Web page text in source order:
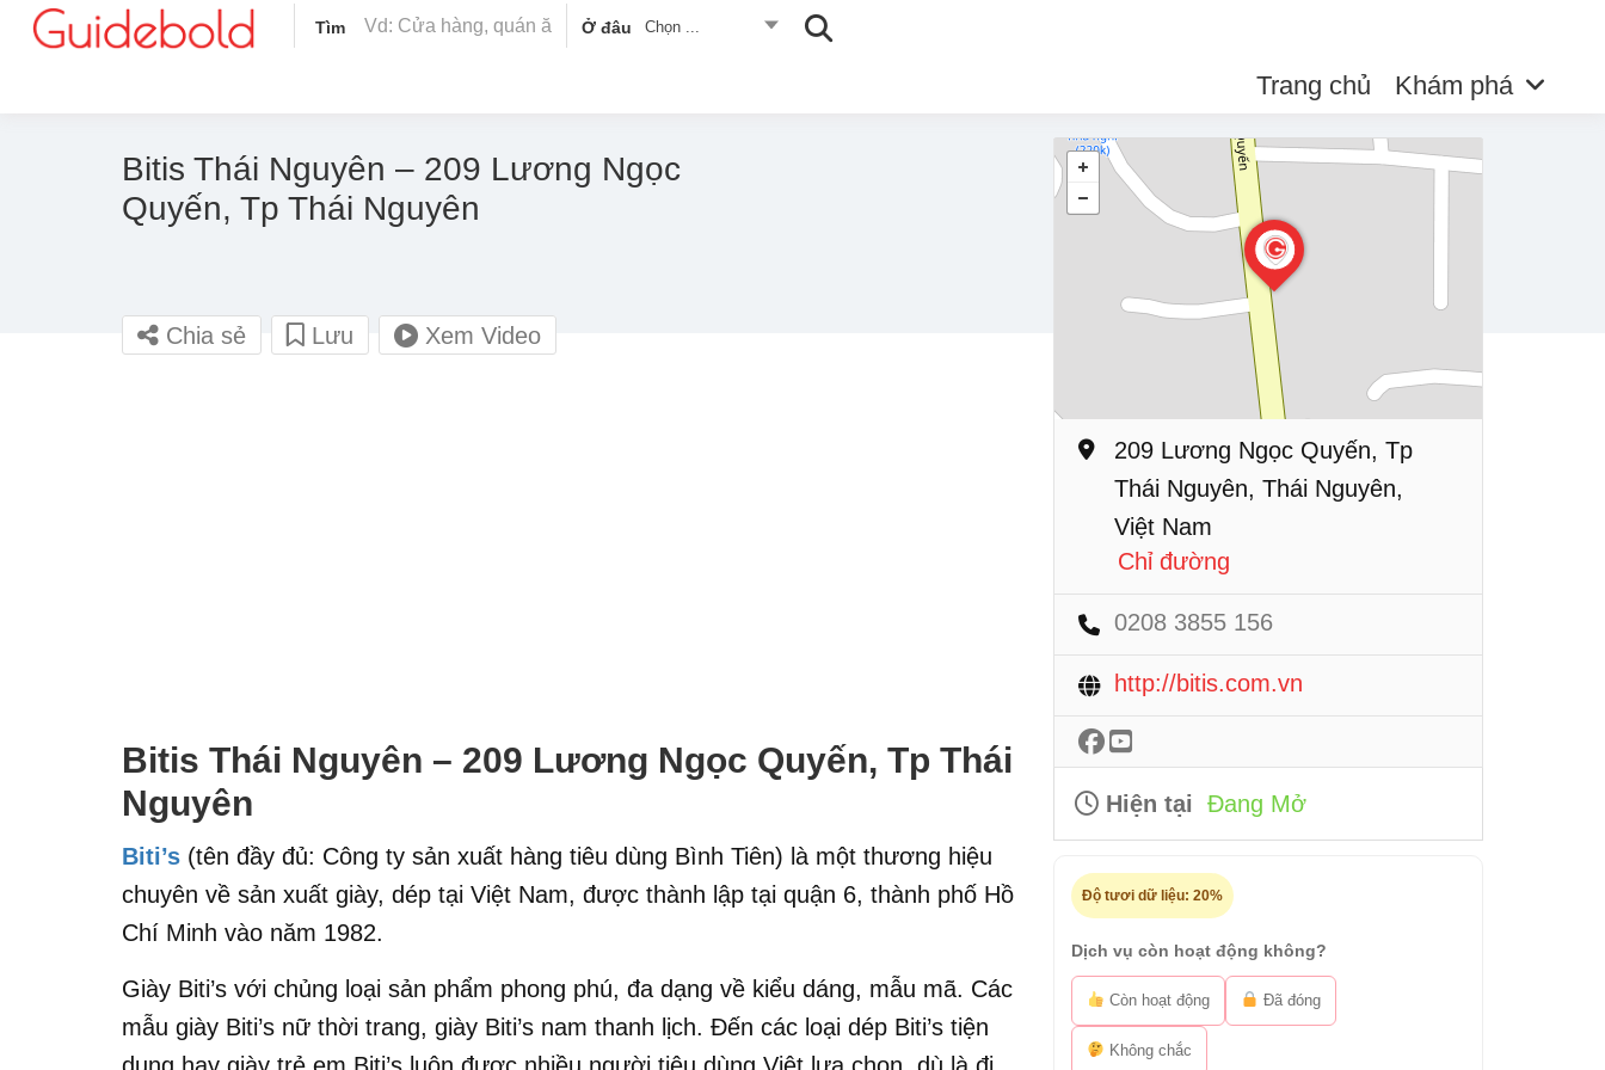
Tìm Ở đâu Chọn ...
Trang chủ Khám phá
Bitis Thái Nguyên – 209 Lương Ngọc
Quyến, Tp Thái Nguyên
Chia sẻ Lưu Xem Video
Bitis Thái Nguyên – 209 Lương Ngọc Quyến, Tp Thái
Nguyên
Biti’s (tên đầy đủ: Công ty sản xuất hàng tiêu dùng Bình Tiên) là một thương hiệu
chuyên về sản xuất giày, dép tại Việt Nam, được thành lập tại quận 6, thành phố Hồ
Chí Minh vào năm 1982.
Giày Biti’s với chủng loại sản phẩm phong phú, đa dạng về kiểu dáng, mẫu mã. Các
mẫu giày Biti’s nữ thời trang, giày Biti’s nam thanh lịch. Đến các loại dép Biti’s tiện
209 Lương Ngọc Quyến, Tp
Thái Nguyên, Thái Nguyên,
Việt Nam
Chỉ đường
0208 3855 156
http://bitis.com.vn
Hiện tại Đang Mở
Độ tươi dữ liệu: 20%
Dịch vụ còn hoạt động không?
Còn hoạt động Đã đóng
Không chắc